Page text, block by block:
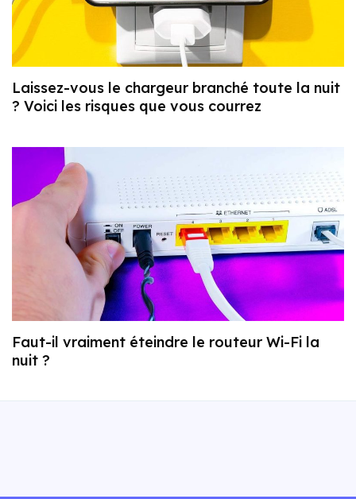
Laissez-vous le chargeur branché toute la nuit
? Voici les risques que vous courrez
Faut-il vraiment éteindre le routeur Wi-Fi la
nuit ?